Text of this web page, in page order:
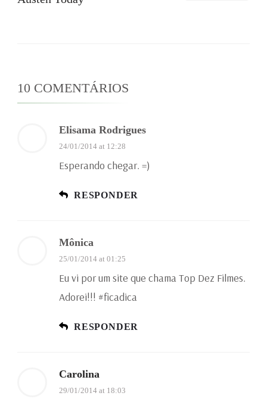
10 COMENTÁRIOS
Elisama Rodrigues
24/01/2014 at 12:28
Esperando chegar. =)
RESPONDER
Mônica
25/01/2014 at 01:25
Eu vi por um site que chama Top Dez Filmes.
Adorei!!! #ficadica
RESPONDER
Carolina
29/01/2014 at 18:03